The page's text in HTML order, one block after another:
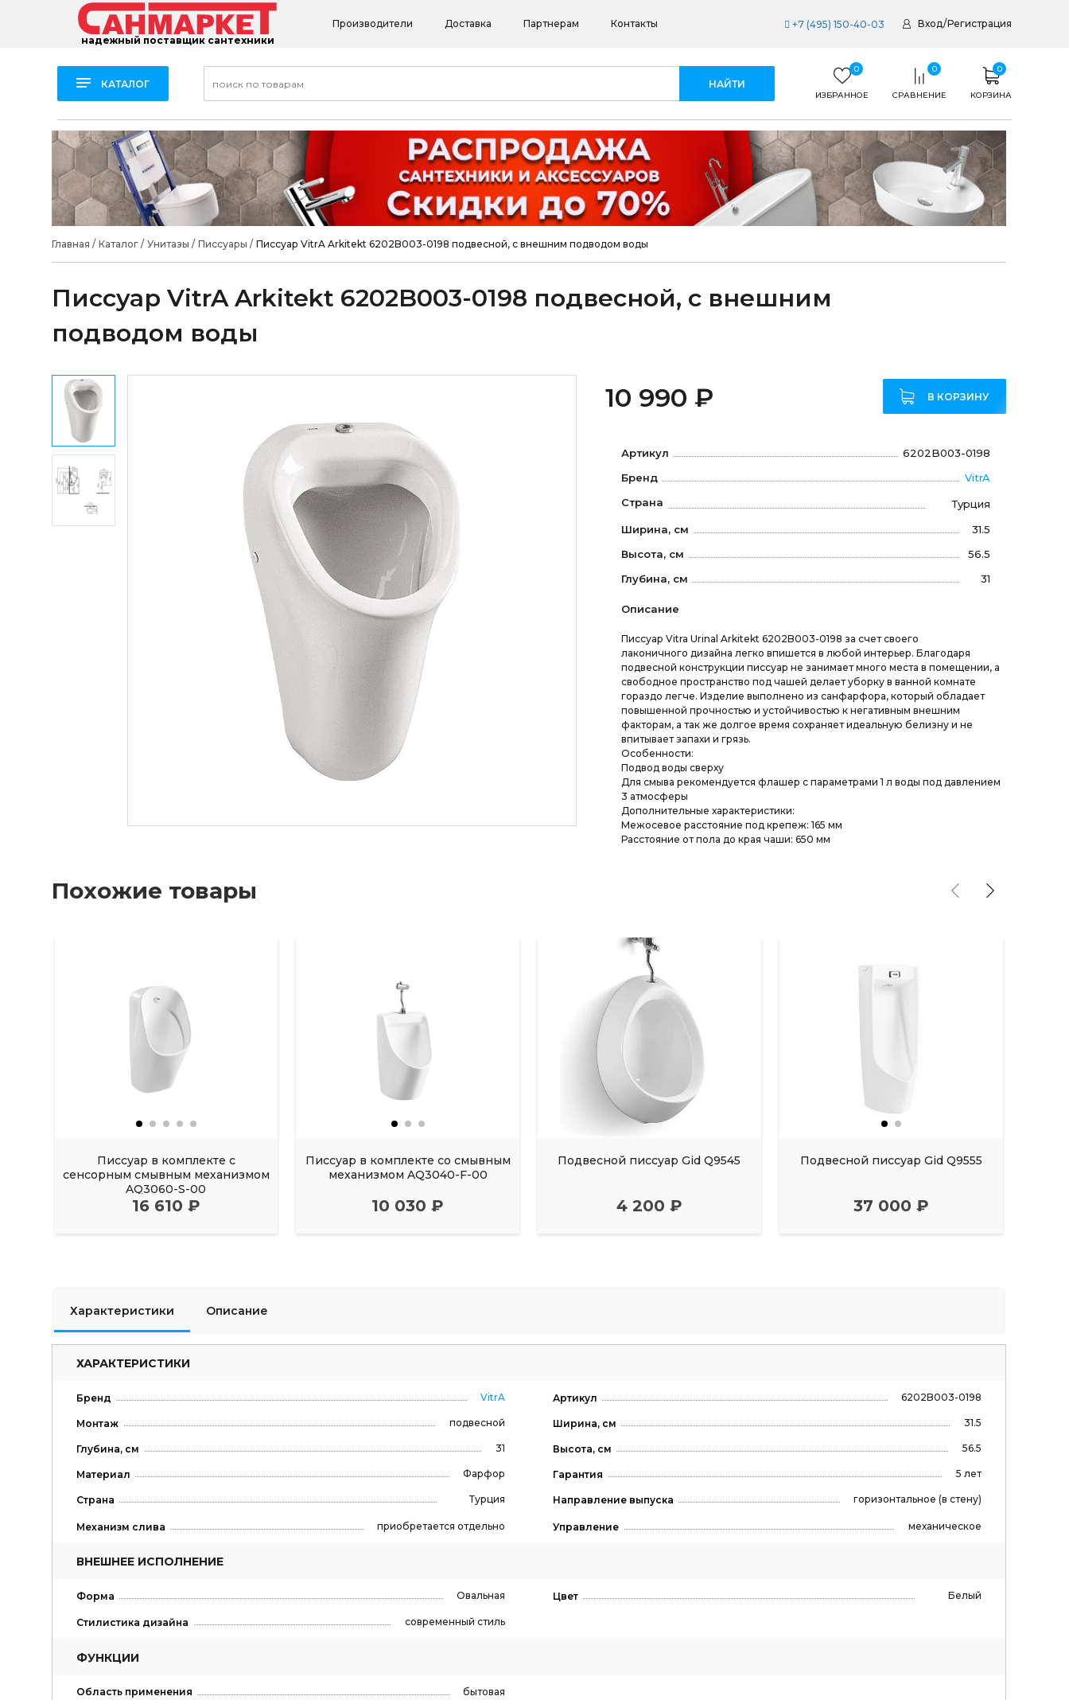
надежный поставщик сантехники
Производители Доставка Партнерам Контакты +7 (495) 150-40-03 Вход/Регистрация
КАТАЛОГ
0
ИЗБРАННОЕ
0
СРАВНЕНИЕ
0
КОРЗИНА
Главная / Каталог/ Унитазы / Писсуары / Писсуар VitrA Arkitekt 6202B003-0198 подвесной, с внешним подводом воды
Писсуар VitrA Arkitekt 6202B003-0198 подвесной, с внешним
подводом воды
10 990 ₽ В КОРЗИНУ
Артикул
6202B003-0198
Бренд
VitrA
Страна
Турция
Ширина, см
31.5
Высота, см
56.5
Глубина, см
31
Описание
Писсуар Vitra Urinal Arkitekt 6202B003-0198 за счет своего
лаконичного дизайна легко впишется в любой интерьер. Благодаря
подвесной конструкции писсуар не занимает много места в помещении, а
свободное пространство под чашей делает уборку в ванной комнате
гораздо легче. Изделие выполнено из санфарфора, который обладает
повышенной прочностью и устойчивостью к негативным внешним
факторам, а так же долгое время сохраняет идеальную белизну и не
впитывает запахи и грязь.
Особенности:
Подвод воды сверху
Для смыва рекомендуется флашер с параметрами 1 л воды под давлением
3 атмосферы
Дополнительные характеристики:
Межосевое расстояние под крепеж: 165 мм
Расстояние от пола до края чаши: 650 мм
Похожие товары
Писсуар в комплекте с
сенсорным смывным механизмом
AQ3060-S-00
16 610 ₽
Писсуар в комплекте со смывным
механизмом AQ3040-F-00
10 030 ₽
Подвесной писсуар Gid Q9545
4 200 ₽
Подвесной писсуар Gid Q9555
37 000 ₽
Характеристики Описание
ХАРАКТЕРИСТИКИ
Бренд VitrA Артикул 6202B003-0198
Монтаж подвесной Ширина, см 31.5
Глубина, см 31 Высота, см 56.5
Материал Фарфор Гарантия 5 лет
Страна Турция Направление выпуска горизонтальное (в стену)
Механизм слива приобретается отдельно Управление механическое
ВНЕШНЕЕ ИСПОЛНЕНИЕ
Форма Овальная Цвет Белый
Стилистика дизайна современный стиль
ФУНКЦИИ
Область применения бытовая